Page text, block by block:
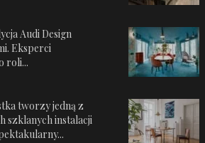
Audi Design
Eksperci
roli...
tworzy jedną z
szklanych instalacji